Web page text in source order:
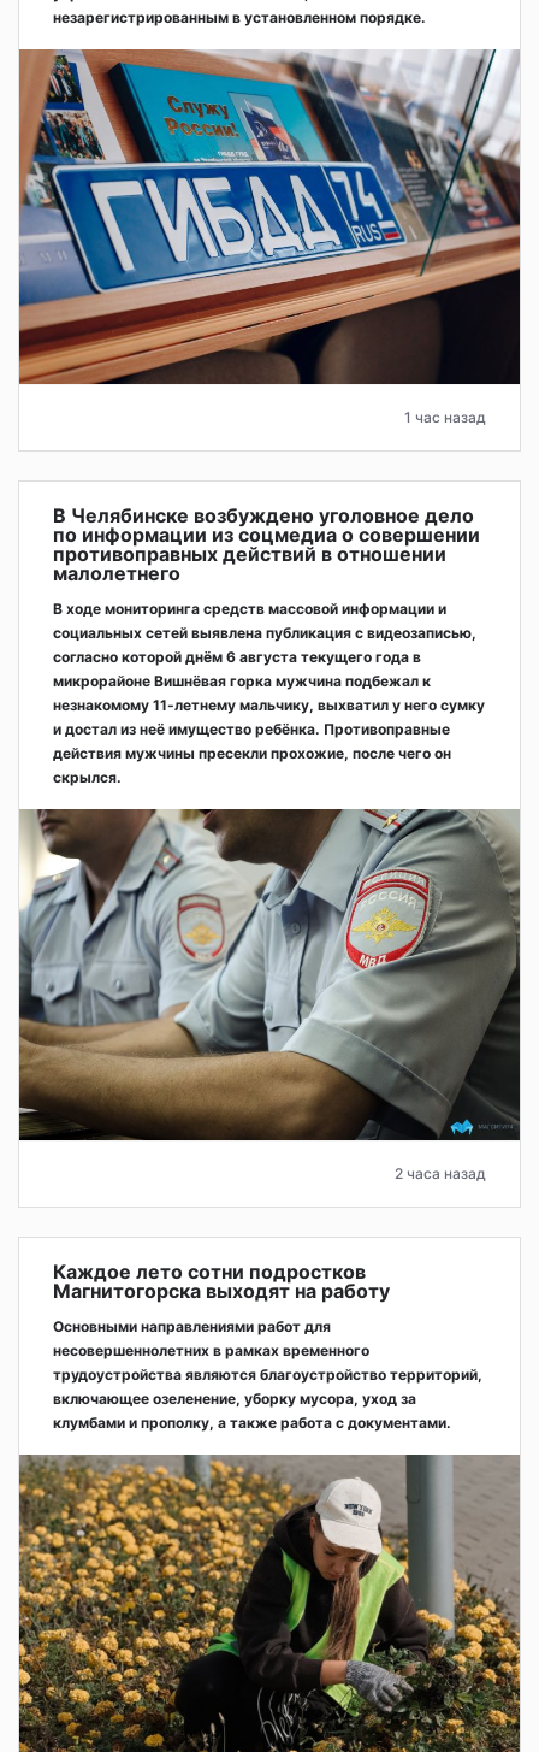
незарегистрированным в установленном порядке.
1 час назад
В Челябинске возбуждено уголовное дело
по информации из соцмедиа о совершении
противоправных действий в отношении
малолетнего
В ходе мониторинга средств массовой информации и
социальных сетей выявлена публикация с видеозаписью,
согласно которой днём 6 августа текущего года в
микрорайоне Вишнёвая горка мужчина подбежал к
незнакомому 11-летнему мальчику, выхватил у него сумку
и достал из неё имущество ребёнка. Противоправные
действия мужчины пресекли прохожие, после чего он
скрылся.
2 часа назад
Каждое лето сотни подростков
Магнитогорска выходят на работу
Основными направлениями работ для
несовершеннолетних в рамках временного
трудоустройства являются благоустройство территорий,
включающее озеленение, уборку мусора, уход за
клумбами и прополку, а также работа с документами.